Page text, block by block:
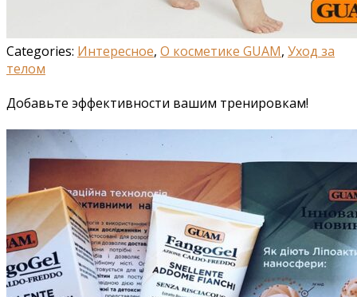
Categories: Интересное, О косметике GUAM, Уход за
телом
Добавьте эффективности вашим тренировкам!